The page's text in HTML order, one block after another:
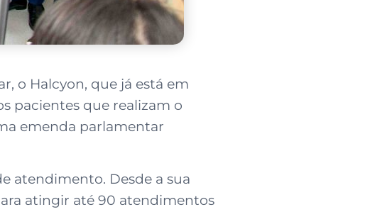
o Halcyon, que já está em
pacientes que realizam o
emenda parlamentar
atendimento. Desde a sua
atingir até 90 atendimentos